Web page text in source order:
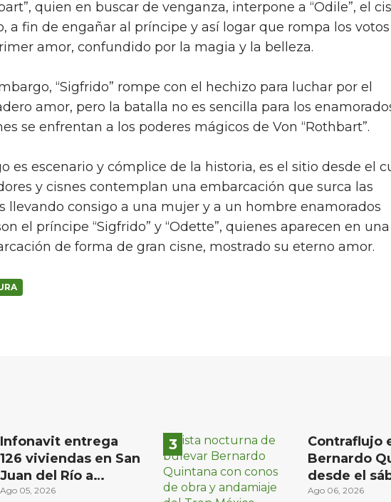
quien en buscar de venganza, interpone a “Odile”, el
a fin de engañar al príncipe y así logar que rompa los votos
amor, confundido por la magia y la belleza.
“Sigfrido” rompe con el hechizo para luchar por el
amor, pero la batalla no es sencilla para los
se enfrentan a los poderes mágicos de Von “Rothbart”.
es escenario y cómplice de la historia, es el sitio desde el
y cisnes contemplan una embarcación que surca las
llevando consigo a una mujer y a un hombre enamorados
el príncipe “Sigfrido” y “Odette”, quienes aparecen en una
de forma de gran cisne, mostrado su eterno amor.
Infonavit entrega
126 viviendas en San
Juan del Río a
familias de bajos
Ago 05, 2026
Contraflujo
Bernardo
desde el
etapa más
Ago 06, 2026